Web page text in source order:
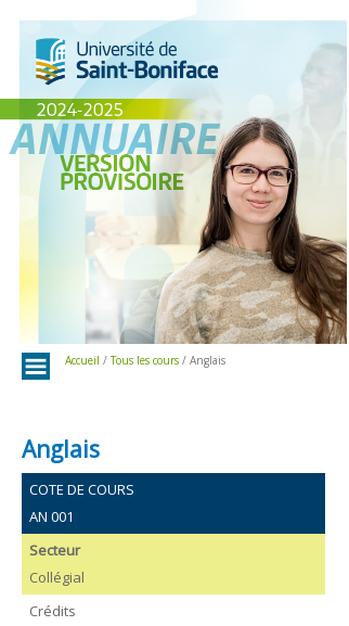
Menu Accueil /Tous les cours / Anglais
Anglais
COTE DE COURS
AN 001
Secteur
Collégial
Crédits